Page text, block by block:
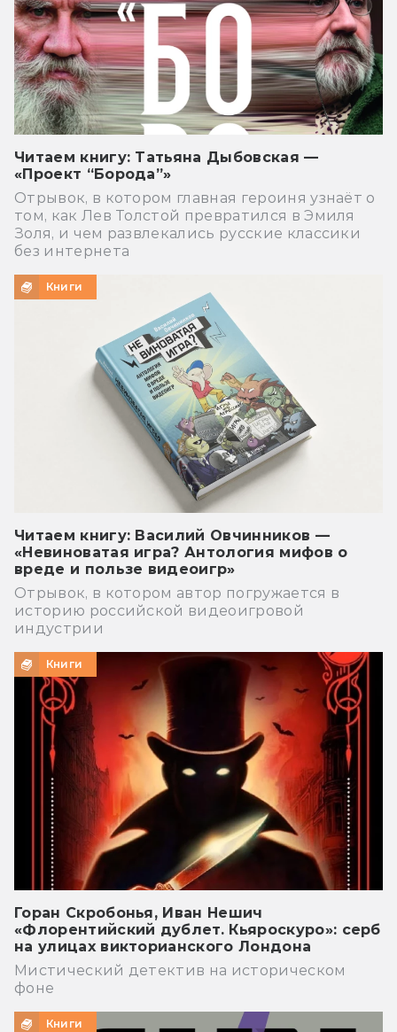
Читаем книгу: Татьяна Дыбовская —
«Проект “Борода”»
Отрывок, в котором главная героиня узнаёт о
том, как Лев Толстой превратился в Эмиля
Золя, и чем развлекались русские классики
без интернета
Книги
Читаем книгу: Василий Овчинников —
«Невиноватая игра? Антология мифов о
вреде и пользе видеоигр»
Отрывок, в котором автор погружается в
историю российской видеоигровой
индустрии
Книги
Горан Скробонья, Иван Нешич
«Флорентийский дублет. Кьяроскуро»: серб
на улицах викторианского Лондона
Мистический детектив на историческом
фоне
Книги